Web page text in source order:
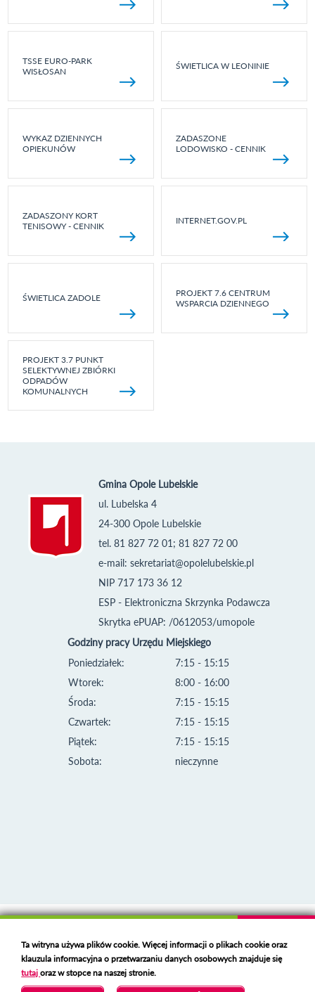
TSSE EURO-PARK
WISŁOSAN
ŚWIETLICA W LEONINIE
WYKAZ DZIENNYCH
OPIEKUNÓW
ZADASZONE
LODOWISKO - CENNIK
ZADASZONY KORT
TENISOWY - CENNIK
INTERNET.GOV.PL
ŚWIETLICA ZADOLE
PROJEKT 7.6 CENTRUM
WSPARCIA DZIENNEGO
PROJEKT 3.7 PUNKT
SELEKTYWNEJ ZBIÓRKI
ODPADÓW
KOMUNALNYCH
Gmina Opole Lubelskie
ul. Lubelska 4
24-300 Opole Lubelskie
tel. 81 827 72 01; 81 827 72 00
e-mail: sekretariat@opolelubelskie.pl
NIP 717 173 36 12
ESP - Elektroniczna Skrzynka Podawcza
Skrytka ePUAP: /0612053/umopole
Godziny pracy Urzędu Miejskiego
Poniedziałek:
Wtorek:
Środa:
Czwartek:
Piątek:
Sobota:
7:15 - 15:15
8:00 - 16:00
7:15 - 15:15
7:15 - 15:15
7:15 - 15:15
nieczynne
Deklaracja dostępności
Polski serwer RBLhttps://polspam.pl/
Copyright 2023 Urząd Miejski w Opolu Lubelskim
Ta witryna używa plików cookie. Więcej informacji o plikach cookie oraz
klauzula informacyjna o przetwarzaniu danych osobowych znajduje się
tutajoraz w stopce na naszej stronie.